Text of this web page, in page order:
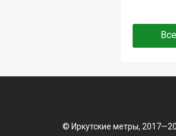
© Иркутские метры,